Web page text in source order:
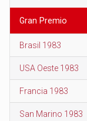
Gran Premio
Brasil 1983
USA Oeste 1983
Francia 1983
San Marino 1983